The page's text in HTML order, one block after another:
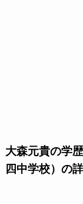
大森元貴の学
四中学校）の